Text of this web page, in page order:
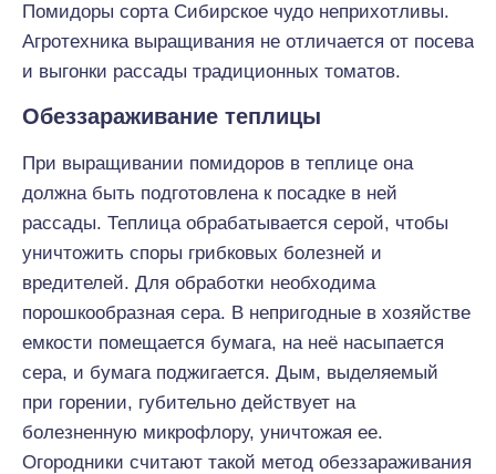
Помидоры сорта Сибирское чудо неприхотливы.
Агротехника выращивания не отличается от посева
и выгонки рассады традиционных томатов.
Обеззараживание теплицы
При выращивании помидоров в теплице она
должна быть подготовлена к посадке в ней
рассады. Теплица обрабатывается серой, чтобы
уничтожить споры грибковых болезней и
вредителей. Для обработки необходима
порошкообразная сера. В непригодные в хозяйстве
емкости помещается бумага, на неё насыпается
сера, и бумага поджигается. Дым, выделяемый
при горении, губительно действует на
болезненную микрофлору, уничтожая ее.
Огородники считают такой метод обеззараживания